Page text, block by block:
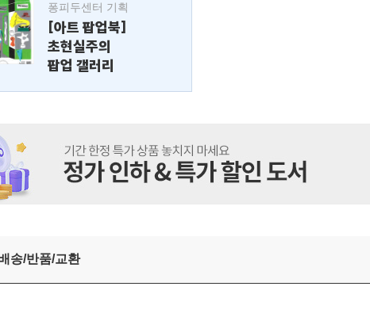
퐁피두센터 기획
[아트 팝업북]
초현실주의
팝업 갤러리
송/반품/교환